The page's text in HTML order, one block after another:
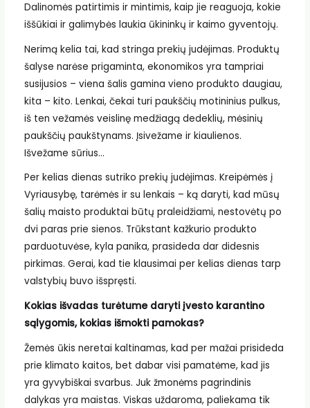
Dalinomės patirtimis ir mintimis, kaip jie reaguoja, kokie
iššūkiai ir galimybės laukia ūkininkų ir kaimo gyventojų.
Nerimą kelia tai, kad stringa prekių judėjimas. Produktų
šalyse narėse prigaminta, ekonomikos yra tampriai
susijusios – viena šalis gamina vieno produkto daugiau,
kita – kito. Lenkai, čekai turi paukščių motininius pulkus,
iš ten vežamės veislinę medžiagą dedeklių, mėsinių
paukščių paukštynams. Įsivežame ir kiaulienos.
Išvežame sūrius…
Per kelias dienas sutriko prekių judėjimas. Kreipėmės į
Vyriausybę, tarėmės ir su lenkais – ką daryti, kad mūsų
šalių maisto produktai būtų praleidžiami, nestovėtų po
dvi paras prie sienos. Trūkstant kažkurio produkto
parduotuvėse, kyla panika, prasideda dar didesnis
pirkimas. Gerai, kad tie klausimai per kelias dienas tarp
valstybių buvo išspręsti.
Kokias išvadas turėtume daryti įvesto karantino
sąlygomis, kokias išmokti pamokas?
Žemės ūkis neretai kaltinamas, kad per mažai prisideda
prie klimato kaitos, bet dabar visi pamatėme, kad jis
yra gyvybiškai svarbus. Juk žmonėms pagrindinis
dalykas yra maistas. Viskas uždaroma, paliekama tik